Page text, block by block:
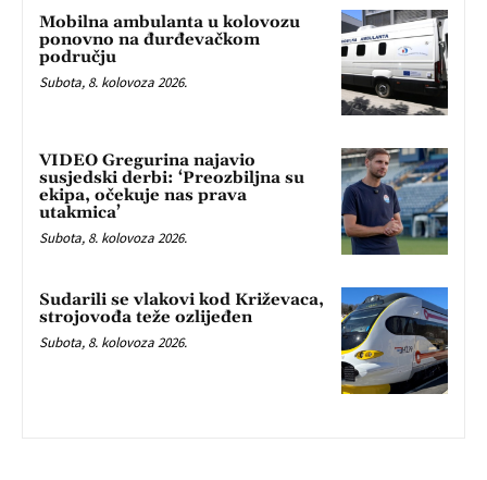
Mobilna ambulanta u kolovozu
ponovno na đurđevačkom
području
Subota, 8. kolovoza 2026.
VIDEO Gregurina najavio
susjedski derbi: ‘Preozbiljna su
ekipa, očekuje nas prava
utakmica’
Subota, 8. kolovoza 2026.
Sudarili se vlakovi kod Križevaca,
strojovođa teže ozlijeđen
Subota, 8. kolovoza 2026.